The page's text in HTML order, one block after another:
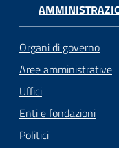
Organi di governo
Aree amministrative
Uffici
Enti e fondazioni
Politici